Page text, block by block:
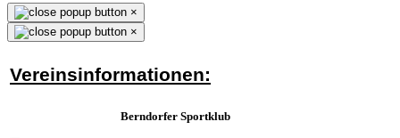
×
×
Vereinsinformationen:
Berndorfer Sportklub